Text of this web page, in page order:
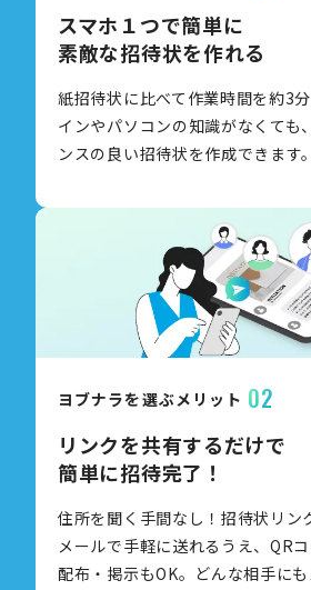
スマホ１つで簡単に
素敵な招待状を作れる
紙招待状に比べて作業時間を約3
インやパソコンの知識がなくても
ンスの良い招待状を作成できます。
ヨブナラを選ぶメリット 02
リンクを共有するだけで
簡単に招待完了！
住所を聞く手間なし！招待状リン
メールで手軽に送れるうえ、QR
配布・掲示もOK。どんな相手に